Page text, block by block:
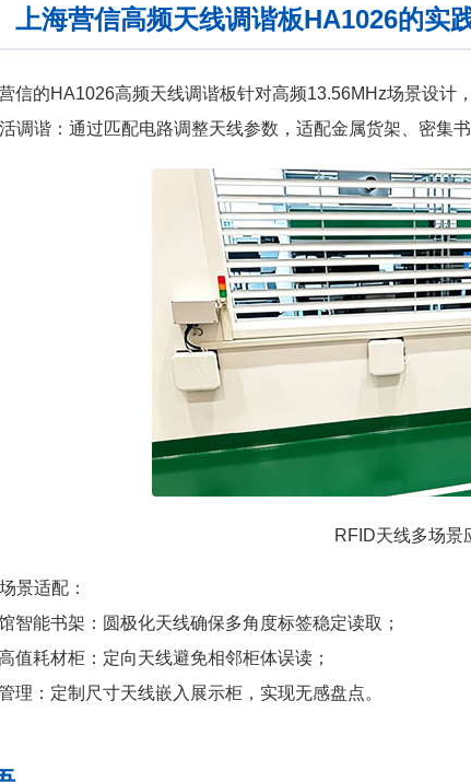
上海营信高频天线调谐板HA1026的实
营信的HA1026高频天线调谐板针对高频13.56MHz场景设计
调谐：通过匹配电路调整天线参数，适配金属货架、密集书
RFID天线多场景
景适配：
智能书架：圆极化天线确保多角度标签稳定读取；
值耗材柜：定向天线避免相邻柜体误读；
理：定制尺寸天线嵌入展示柜，实现无感盘点。